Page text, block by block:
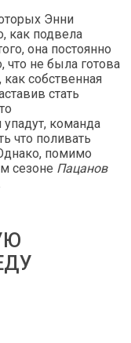
Энни
как подвела
она постоянно
что не была готова
собственная
стать
команда
что поливать
помимо
сезоне Пацанов